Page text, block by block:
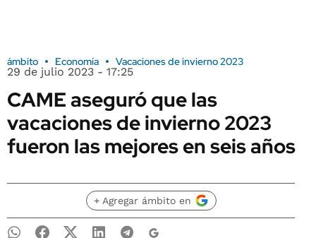
ámbito Economía Vacaciones de invierno 2023
29 de julio 2023 - 17:25
CAME aseguró que las
vacaciones de invierno 2023
fueron las mejores en seis años
+ Agregar ámbito en